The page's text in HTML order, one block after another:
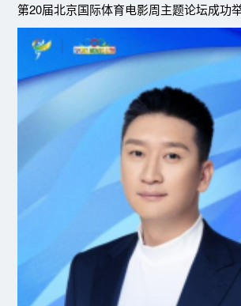
第20届北京国际体育电影周主题论坛成功